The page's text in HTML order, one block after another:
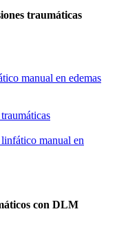
traumáticas
manual en edemas
manual en
con DLM